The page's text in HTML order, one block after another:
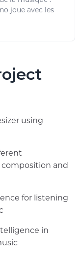
joue avec les
using
and
for listening
in